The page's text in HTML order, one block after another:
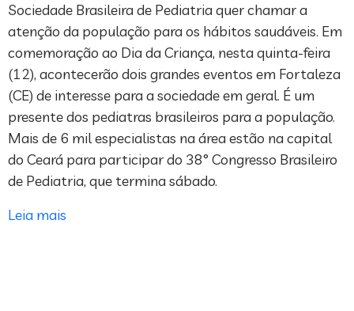
Sociedade Brasileira de Pediatria quer chamar a
atenção da população para os hábitos saudáveis. Em
comemoração ao Dia da Criança, nesta quinta-feira
(12), acontecerão dois grandes eventos em Fortaleza
(CE) de interesse para a sociedade em geral. É um
presente dos pediatras brasileiros para a população.
Mais de 6 mil especialistas na área estão na capital
do Ceará para participar do 38° Congresso Brasileiro
de Pediatria, que termina sábado.
Leia mais